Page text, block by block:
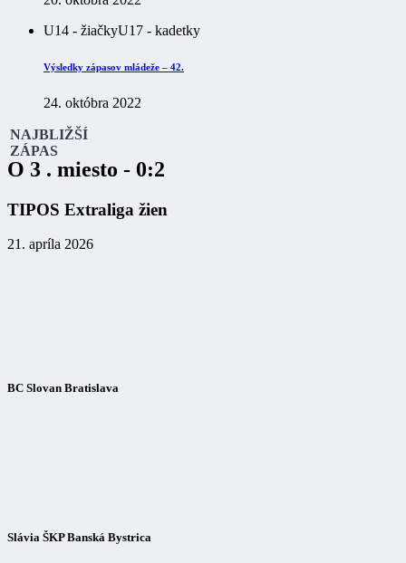
U14 - žiačkyU17 - kadetky
Výsledky zápasov mládeže – 42.
24. októbra 2022
NAJBLIŽŠÍ
ZÁPAS
O 3 . miesto - 0:2
TIPOS Extraliga žien
21. apríla 2026
BC Slovan Bratislava
Slávia ŠKP Banská Bystrica